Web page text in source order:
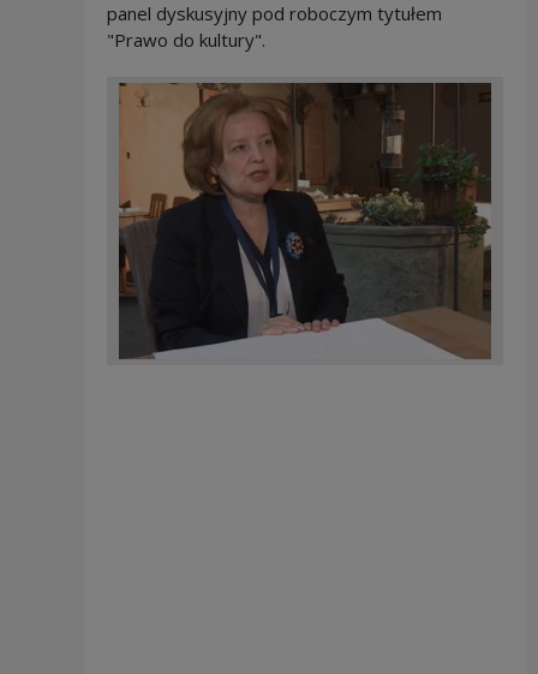
panel dyskusyjny pod roboczym tytułem
"Prawo do kultury".